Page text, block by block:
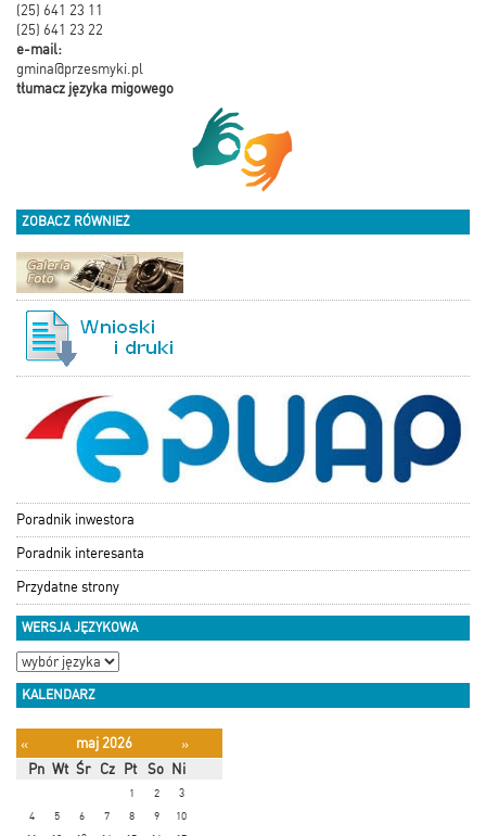
(25) 641 23 11
(25) 641 23 22
e-mail:
gmina@przesmyki.pl
tłumacz języka migowego
ZOBACZ RÓWNIEŻ
Poradnik inwestora
Poradnik interesanta
Przydatne strony
WERSJA JĘZYKOWA
KALENDARZ
« maj 2026
»
Pn Wt Śr Cz Pt So Ni
1 2
3
4
5 6 7 8 9
10